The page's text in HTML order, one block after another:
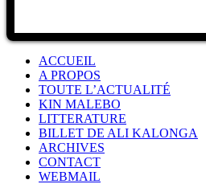
ACCUEIL
A PROPOS
TOUTE L’ACTUALITÉ
KIN MALEBO
LITTERATURE
BILLET DE ALI KALONGA
ARCHIVES
CONTACT
WEBMAIL